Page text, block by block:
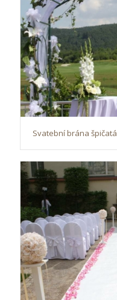
Svatební brána špičatá